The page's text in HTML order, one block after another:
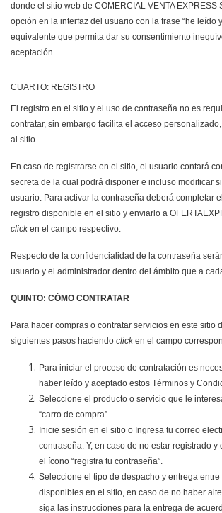
donde el sitio web de COMERCIAL VENTA EXPRESS
opción en la interfaz del usuario con la frase “he leído
equivalente que permita dar su consentimiento
aceptación.
CUARTO: REGISTRO
El registro en el sitio y el uso de contraseña no es
contratar, sin embargo facilita el acceso
al sitio.
En caso de registrarse en el sitio, el usuario contará
secreta de la cual podrá disponer e incluso modificar
usuario. Para activar la contraseña deberá completar
registro disponible en el sitio y enviarlo a
clicken el campo respectivo.
Respecto de la confidencialidad de la contraseña
usuario y el administrador dentro del ámbito que a
QUINTO: CÓMO CONTRATAR
Para hacer compras o contratar servicios en este sitio
siguientes pasos haciendo clicken el campo
Para iniciar el proceso de contratación es
haber leído y aceptado estos Términos y
Seleccione el producto o servicio que le
“carro de compra”.
Inicie sesión en el sitio o Ingresa tu correo
contraseña. Y, en caso de no estar registrado y
el ícono “registra tu contraseña”.
Seleccione el tipo de despacho y entrega
disponibles en el sitio, en caso de no haber
siga las instrucciones para la entrega de